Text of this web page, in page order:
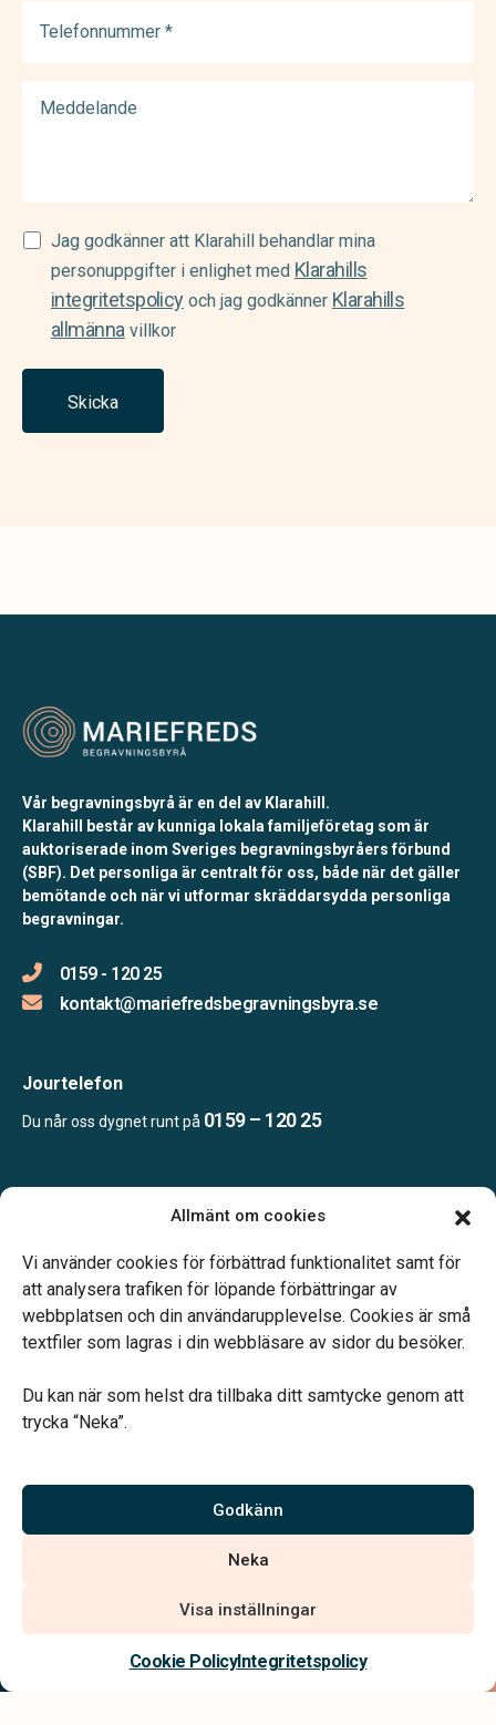
Allmänt om cookies
Vi använder cookies för förbättrad funktionalitet samt för
att analysera trafiken för löpande förbättringar av
webbplatsen och din användarupplevelse. Cookies är små
textfiler som lagras i din webbläsare av sidor du besöker.
Du kan när som helst dra tillbaka ditt samtycke genom att
trycka “Neka”.
Godkänn
Neka
Visa inställningar
Cookie PolicyIntegritetspolicy
(Required)
Samtycke
(Required)
Jag godkänner att Klarahill behandlar mina
personuppgifter i enlighet med Klarahills
integritetspolicyoch jag godkänner Klarahills
allmännavillkor
Skicka
Kontakta oss
Vår begravningsbyrå är en del av Klarahill.
Klarahill består av kunniga lokala familjeföretag som är
auktoriserade inom Sveriges begravningsbyråers förbund
(SBF). Det personliga är centralt för oss, både när det gäller
bemötande och när vi utformar skräddarsydda personliga
begravningar.
0159 - 120 25
kontakt@mariefredsbegravningsbyra.se
Jourtelefon
Du når oss dygnet runt på 0159 – 120 25
Annan tid efter överenskommelse.
Telefonjour dygnet runt.
Vi är auktoriserade av Sveriges Begravningsbyråers Förbund och
har högt ställda krav på utbildning, kvalitet, miljö och arbetsmiljö.